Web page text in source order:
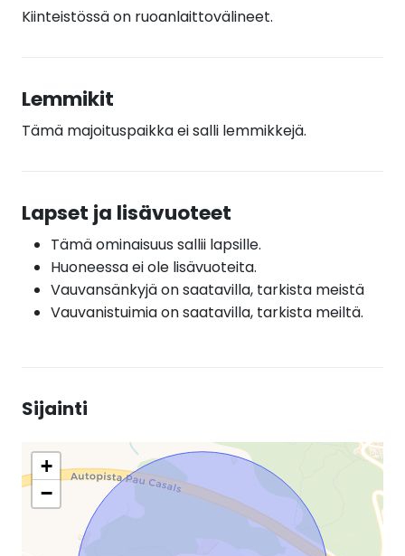
Kiinteistössä on ruoanlaittovälineet.
Lemmikit
Tämä majoituspaikka ei salli lemmikkejä.
Lapset ja lisävuoteet
Tämä ominaisuus sallii lapsille.
Huoneessa ei ole lisävuoteita.
Vauvansänkyjä on saatavilla, tarkista meistä
Vauvanistuimia on saatavilla, tarkista meiltä.
Sijainti
+
−